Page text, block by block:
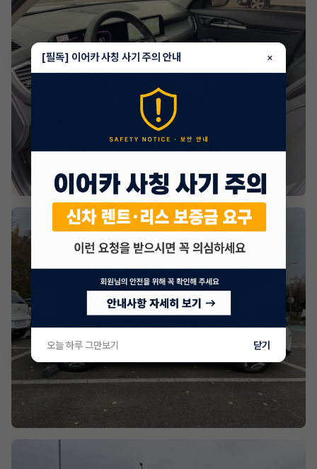
[필독] 이어카 사칭 사기 주의 안내 ×
오늘 하루 그만보기 닫기